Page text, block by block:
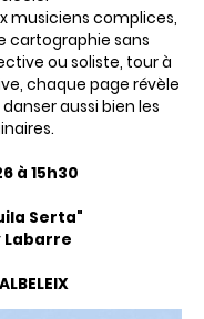
musiciens complices,
cartographie sans
ou soliste, tour à
chaque page révèle
aussi bien les
à 15h30
Serta"